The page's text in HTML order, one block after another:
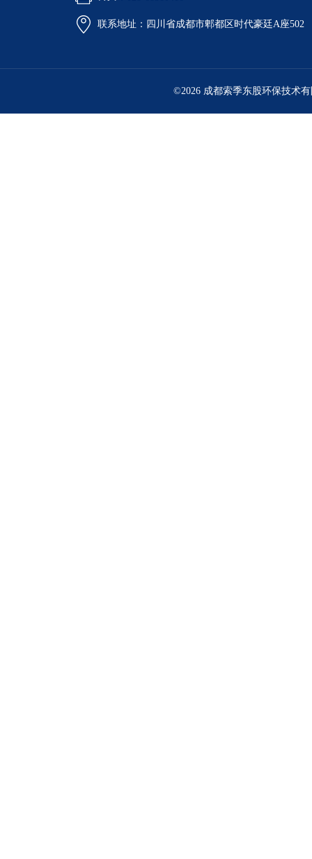
联系地址：四川省成都市郫都区时代豪廷A座502
©2026 成都索季东股环保技术